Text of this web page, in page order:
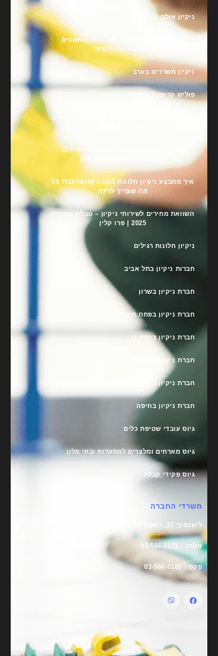
ניקיון אולם תצוגה
ניקיון משרדי הייטק – פתרונות מותאמים
לסביבת טכנולוגיה
ניקיון משרדים בערב
פוליש קריסטל לרצפה
איך לשמור על משרד מבריק לאורך זמן – ניקיון
המדריך לבחירת חברת ניקיון אמינה – כל
הטעויות שצריך להימנע מהן
איך מתבצע ניקיון חלונות בגובה (סנפלינג)? כל
מה שצריך לדעת
השוואת מחירים לשירותי ניקיון – טבלת מחירים
2025 | פרו קלין
ניקיון חלונות רגילים
חברות ניקיון בתל אביב
חברת ניקיון בשרון
חברת ניקיון בפתח תקווה
חברת ניקיון ברמת גן
חברת ניקיון בנתניה
חברת ניקיון בראשון לציון
חברת ניקיון בחיפה
גיוס עובדי שטיפת כלים
גיוס מארחים ומלצרים למסעדות ובתי מלון
גיוס פקידי קבלה
משרדי החברה
לישנסקי 27, ראשון לציון, 75650
טלפון : 03-566-5151
פקס : 03-566-0103